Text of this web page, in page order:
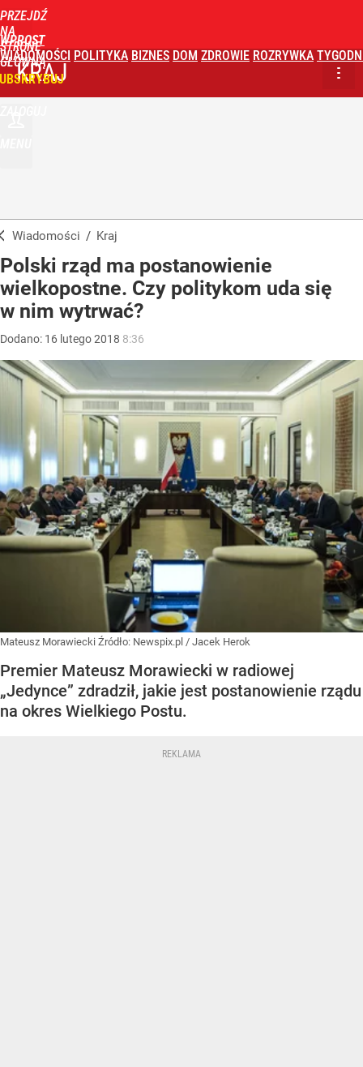
PRZEJDŹ
NA
STRONĘ
GŁÓWNĄ
WPROST
WIADOMOŚCI POLITYKA BIZNES DOM ZDROWIE ROZRYWKA
KRAJ
Wiadomości / Kraj
Polski rząd ma postanowienie
wielkopostne. Czy politykom uda się
w nim wytrwać?
Dodano: 16 lutego2018 8:36
Mateusz Morawiecki Źródło: Newspix.pl / Jacek Herok
Premier Mateusz Morawiecki w radiowej
„Jedynce” zdradził, jakie jest postanowienie rządu
na okres Wielkiego Postu.